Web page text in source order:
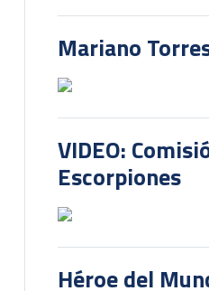
Mariano
VIDEO:
Escorpiones
Héroe del